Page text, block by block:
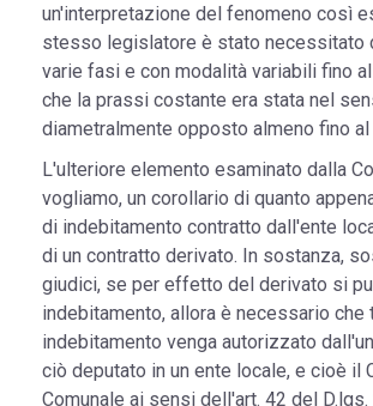
un'interpretazione del fenomeno così
stesso legislatore è stato necessitato
varie fasi e con modalità variabili fino
che la prassi costante era stata nel
diametralmente opposto almeno fino al
L'ulteriore elemento esaminato dalla
vogliamo, un corollario di quanto
di indebitamento contratto dall'ente
di un contratto derivato. In sostanza,
giudici, se per effetto del derivato si
indebitamento, allora è necessario che
indebitamento venga autorizzato
ciò deputato in un ente locale, e cioè il
Comunale ai sensi dell'art. 42 del